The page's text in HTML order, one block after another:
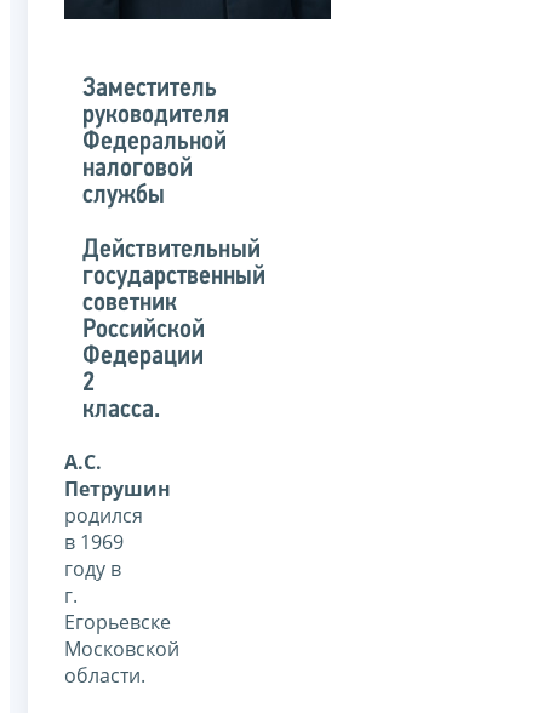
Заместитель
руководителя
Федеральной
налоговой
службы
Действительный
государственный
советник
Российской
Федерации
2
класса.
А.С.
Петрушин
родился
в 1969
году в
г.
Егорьевске
Московской
области.